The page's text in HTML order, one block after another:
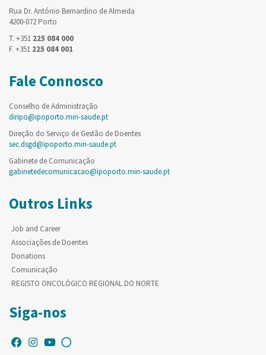
Rua Dr. António Bernardino de Almeida
4200-072 Porto
T. +351 225 084 000
F. +351 225 084 001
Fale Connosco
Conselho de Administração
diripo@ipoporto.min-saude.pt
Direção do Serviço de Gestão de Doentes
sec.dsgd@ipoporto.min-saude.pt
Gabinete de Comunicação
gabinetedecomunicacao@ipoporto.min-saude.pt
Outros Links
Job and Career
Associações de Doentes
Donations
Comunicação
REGISTO ONCOLÓGICO REGIONAL DO NORTE
Siga-nos